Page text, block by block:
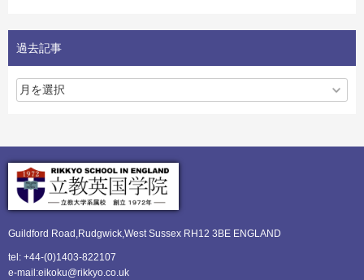
過去記事
Guildford Road,Rudgwick,West Sussex RH12 3BE ENGLAND
tel: +44-(0)1403-822107
e-mail:eikoku@rikkyo.co.uk